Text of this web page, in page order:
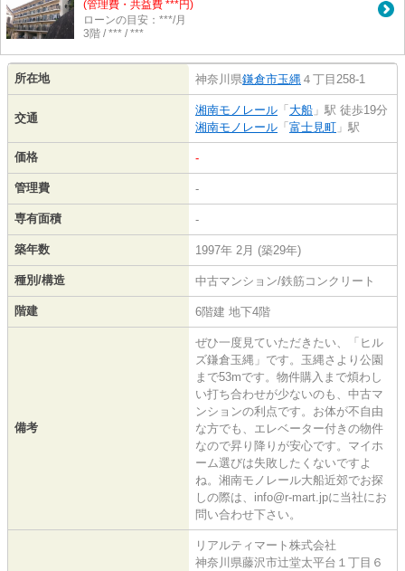
(管理費・共益費 ***円)
ローンの目安：***/月
3階 / *** / ***
所在地 神奈川県鎌倉市玉縄 ４丁目258-1
交通
湘南モノレール 「 大船 」駅 徒歩19分
湘南モノレール 「 富士見町 」駅
価格 -
管理費 -
専有面積 -
築年数 1997年 2月 (築29年)
種別/構造 中古マンション/鉄筋コンクリート
階建 6階建 地下4階
備考
ぜひ一度見ていただきたい、「ヒル
ズ鎌倉玉縄」です。玉縄さより公園
まで53mです。物件購入まで煩わし
い打ち合わせが少ないのも、中古マ
ンションの利点です。お体が不自由
な方でも、エレベーター付きの物件
なので昇り降りが安心です。マイホ
ーム選びは失敗したくないですよ
ね。湘南モノレール大船近郊でお探
しの際は、info@r-mart.jpに当社にお
問い合わせ下さい。
リアルティマート株式会社
神奈川県藤沢市辻堂太平台１丁目６